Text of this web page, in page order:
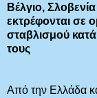
Βέλγιο,
εκτρέφονται σε
σταβλισμού
τους
Από την Ελλάδα